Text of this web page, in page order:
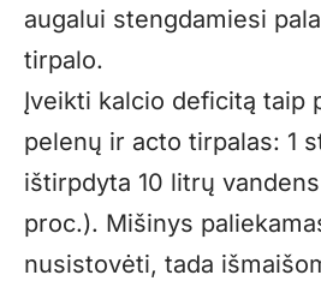
augalui stengdamiesi
tirpalo.
Įveikti kalcio deficitą taip
pelenų ir acto tirpalas: 1
ištirpdyta 10 litrų
proc.). Mišinys
nusistovėti, tada